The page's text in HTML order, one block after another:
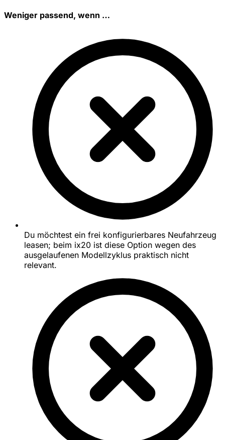
Weniger passend, wenn …
Du möchtest ein frei konfigurierbares Neufahrzeug
leasen; beim ix20 ist diese Option wegen des
ausgelaufenen Modellzyklus praktisch nicht
relevant.